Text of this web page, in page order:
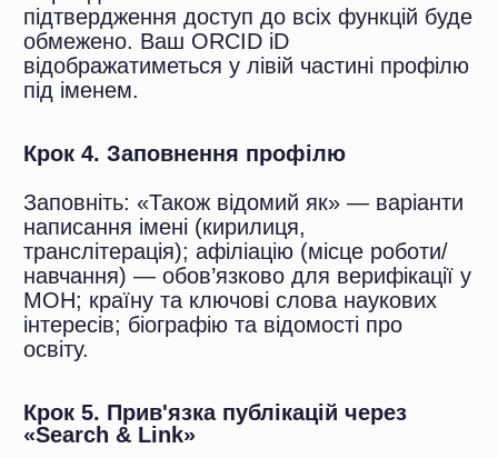
Більшість проблем виникають не через
складність системи, а через прості
упущення при реєстрації або подальшому
використанні.
Найпоширеніша помилка: два або більше
реєстрацію через установу. Це розщеплює
наукові здобутки і занижує метрики.
Рішення: у розділі «Duplicates» на orcid.org
подати запит на видалення дублікатів.
2. Реєстрація імені кирилицею
Якщо ім’я і прізвище вказані лише
кирилицею, система не може коректно
основне ім’я — латиницею, кирилицю
додати у «Також відомий як».